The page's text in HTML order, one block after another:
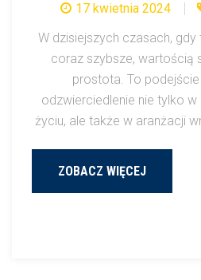
17 kwietnia 2024
W dzisiejszych czasach,
coraz szybsze, wartością
prostota. To
odzwierciedlenie nie tylko
życiu, ale także w aranżacji
ZOBACZ WIĘCEJ